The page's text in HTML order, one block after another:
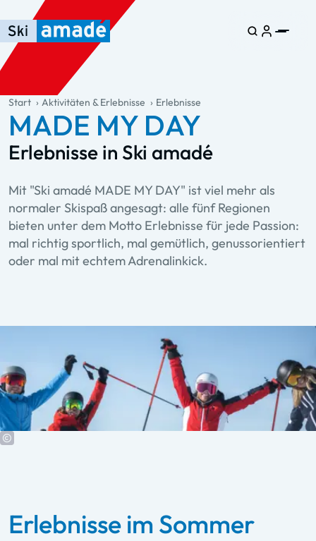
Zum Haupt-Inhalt springen
Springe zur Tabelle
Zur Haupt-Navigation springen
general.table-of-content
Start Aktivitäten & Erlebnisse Erlebnisse
MADE MY DAY
Erlebnisse in Ski amadé
Mit "Ski amadé MADE MY DAY" ist viel mehr als
normaler Skispaß angesagt: alle fünf Regionen
bieten unter dem Motto Erlebnisse für jede Passion:
mal richtig sportlich, mal gemütlich, genussorientiert
oder mal mit echtem Adrenalinkick.
Erlebnisse im Sommer